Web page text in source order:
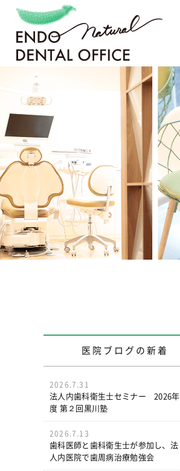
医院ブログの新着
2026.7.31
法人内歯科衛生士セミナー 2026年
度 第２回黒川塾
2026.7.13
歯科医師と歯科衛生士が参加し、法
人内医院で歯周病治療勉強会